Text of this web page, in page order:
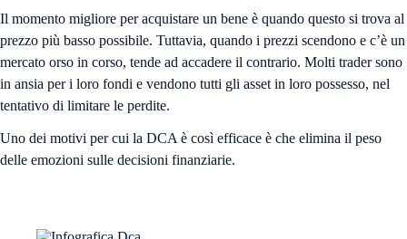
Il momento migliore per acquistare un bene è quando questo si trova al
prezzo più basso possibile. Tuttavia, quando i prezzi scendono e c’è un
mercato orso in corso, tende ad accadere il contrario. Molti trader sono
in ansia per i loro fondi e vendono tutti gli asset in loro possesso, nel
tentativo di limitare le perdite.
Uno dei motivi per cui la DCA è così efficace è che elimina il peso
delle emozioni sulle decisioni finanziarie.